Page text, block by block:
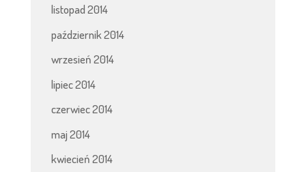
listopad 2014
październik 2014
wrzesień 2014
lipiec 2014
czerwiec 2014
maj 2014
kwiecień 2014